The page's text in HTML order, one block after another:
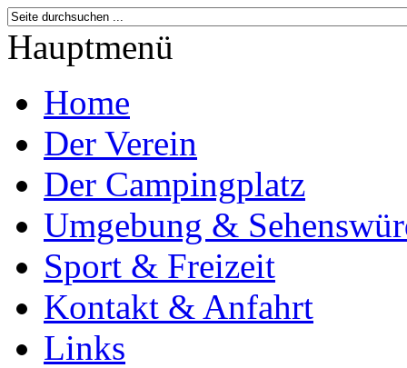
Hauptmenü
Home
Der Verein
Der Campingplatz
Umgebung &
Sport & Freizeit
Kontakt & Anfahrt
Links